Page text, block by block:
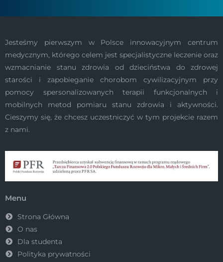
Jesteśmy pierwszym w Polsce innowacyjnym centrum
medycznym, którego celem jest specjalistyczne leczenie oraz
wzmacnianie stanu zdrowia od dzieciństwa do zdrowej
starości i zapobieganie chorobom cywilizacyjnym przy
pomocy spersonalizowanych terapii funkcjonalnych i
mobilnych metod pomiaru stanu zdrowia i aktywności.
Cieszymy się, że chcesz uczestniczyć w tym projekcie razem
z nami.
Menu
Strona Główna
O nas
Dla studenta
Polityka prywatności